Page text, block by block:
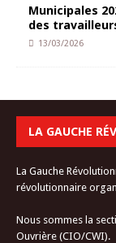
Municipales
des
13/03/2026
LA GAUCHE
La Gauche
révolutionnaire
Nous sommes la
Ouvrière (CIO/CWI).